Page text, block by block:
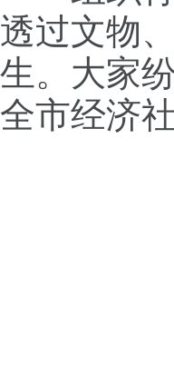
透过文物
生。大家
全市经济